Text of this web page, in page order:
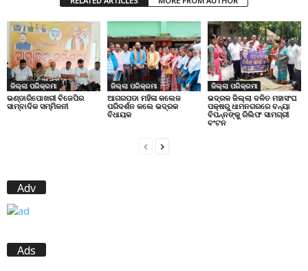
ଜିଲ୍ଲା ପରିକ୍ରମା
ଭଣ୍ଡାରିପୋଖରୀ ବିଜେପିର
ସାମ୍ବାଦିକ ସମ୍ମିଳନୀ
ଜିଲ୍ଲା ପରିକ୍ରମା
ଆଗରପଡା ମହିଳା କଲେଜ
ପରିଦର୍ଶନ କଲେ ଭଦ୍ରକ
ବିଧାୟକ
ଜିଲ୍ଲା ପରିକ୍ରମା
ଭଦ୍ରକ ଜିଲ୍ଲା ଦଳିତ ମହାସଂଘ
ପକ୍ଷରୁ ଧାମନଗରରେ ବନ୍ୟା
ବିପନ୍ନଙ୍କୁ ରିଲିଫ ସାମଗ୍ରୀ
ବଂଟନ
Adv
Ads